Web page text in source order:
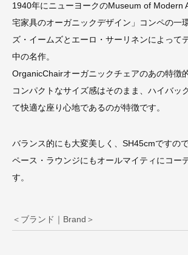
1940年にニューヨークのMuseum of Modern
宅家具のオーガニックデザイン」コンペの一
ズ・イームズとエーロ・サーリネンによって
中の名作。
OrganicChairオーガニックチェアのあの特徴
コンパクトなサイズ感はそのまま、ハイバッ
て快適な座り心地であるのが特徴です。
バランス的にも大変美しく、SH45cmですの
ペース・ラウンジにもオールマイティにコー
す。
＜ブランド｜Brand＞